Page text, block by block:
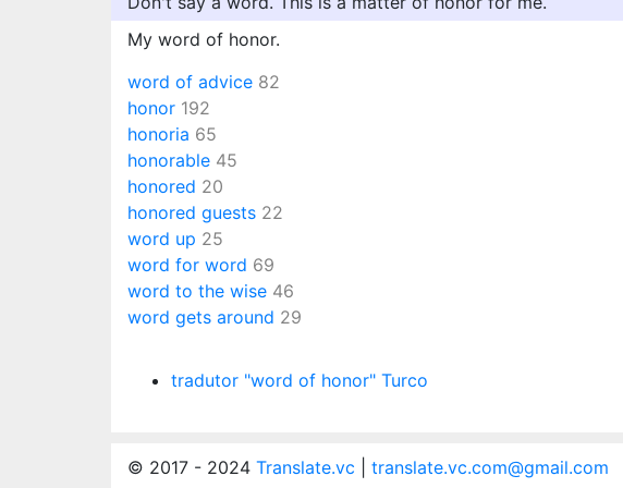
My word of honor.
word of advice 82
honor 192
honoria 65
honorable 45
honored 20
honored guests 22
word up 25
word for word 69
word to the wise 46
word gets around 29
tradutor "word of honor" Turco
© 2017 - 2024 Translate.vc translate.vc.com@gmail.com